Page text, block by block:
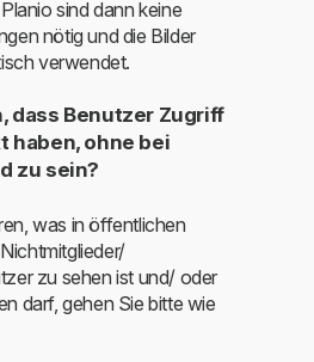
sind dann keine
nötig und die Bilder
verwendet.
dass Benutzer Zugriff
haben, ohne bei
zu sein?
was in öffentlichen
zu sehen ist und/ oder
darf, gehen Sie bitte wie